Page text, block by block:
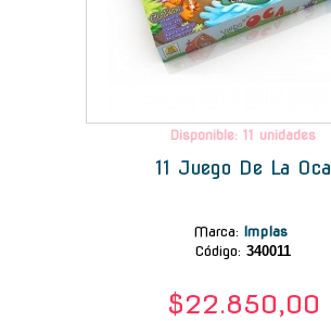
Disponible: 11 unidades
11 Juego De La Oca
Marca: Implas
Código: 340011
$22.850,00